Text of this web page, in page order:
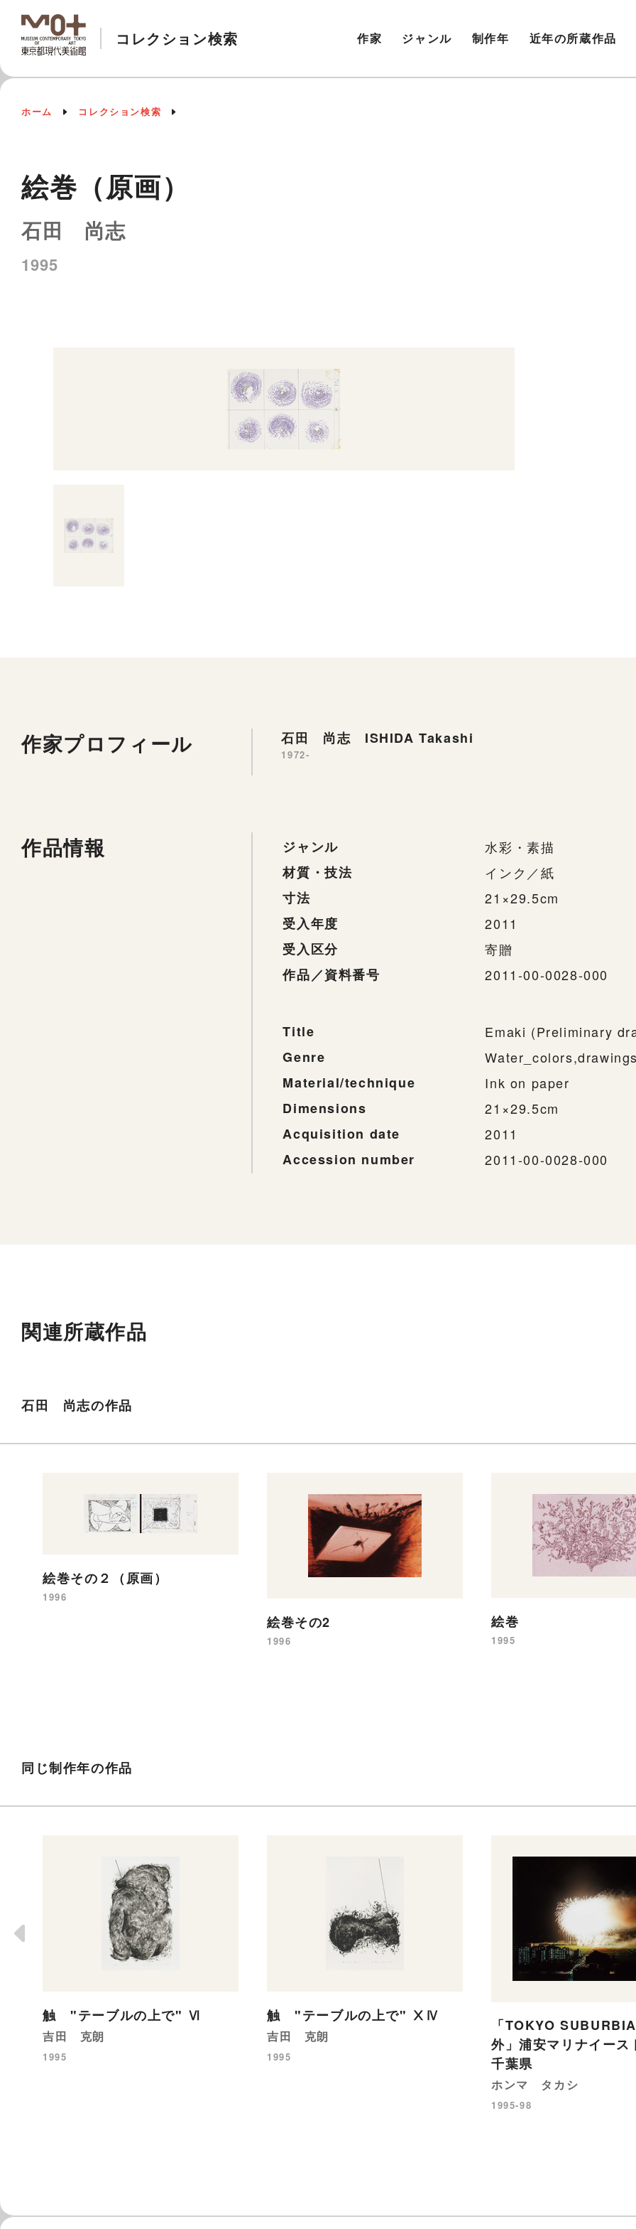
コレクション検索 作家 ジャンル 制作年 近年の所蔵作品
ホーム コレクション検索
絵巻（原画）
石田 尚志
1995
作家プロフィール 石田 尚志 ISHIDA Takashi
1972-
作品情報 ジャンル
水彩・素描
材質・技法
インク／紙
寸法
21×29.5cm
受入年度
2011
受入区分
寄贈
作品／資料番号
2011-00-0028-000
Title
Emaki (Preliminary
Genre
Water_colors,drawings
Material/technique
Ink on paper
Dimensions
21×29.5cm
Acquisition date
2011
Accession number
2011-00-0028-000
関連所蔵作品
石田 尚志の作品
絵巻その２（原画）
1996
絵巻その2
1996
絵巻
1995
同じ制作年の作品
触 "テーブルの上で" Ⅵ
吉田 克朗
1995
触 "テーブルの上で" ⅩⅣ
吉田 克朗
1995
「TOKYO
外」浦安マリナイース
千葉県
ホンマ タカシ
1995-98